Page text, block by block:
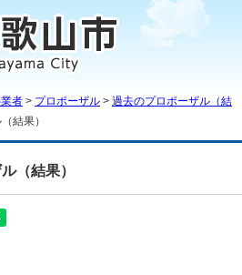
者 > プロポーザル > 過去のプロポーザル（結
結果）
（結果）